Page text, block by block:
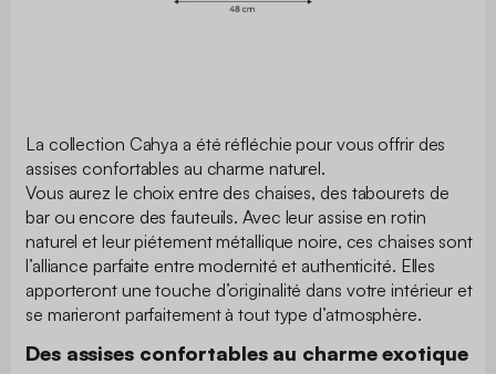
La collection Cahya a été réfléchie pour vous offrir des
assises confortables au charme naturel.
Vous aurez le choix entre des chaises, des tabourets de
bar ou encore des fauteuils. Avec leur assise en rotin
naturel et leur piétement métallique noire, ces chaises sont
l’alliance parfaite entre modernité et authenticité. Elles
apporteront une touche d’originalité dans votre intérieur et
se marieront parfaitement à tout type d’atmosphère.
Des assises confortables au charme exotique